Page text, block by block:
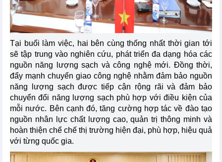
Tại buổi làm việc, hai bên cùng thống nhất thời gian tới
sẽ tập trung vào nghiên cứu, phát triển đa dạng hóa các
nguồn năng lượng sạch và công nghệ mới. Đồng thời,
đẩy mạnh chuyển giao công nghệ nhằm đảm bảo nguồn
năng lượng sạch được tiếp cận rộng rãi và đảm bảo
chuyển đổi năng lượng sạch phù hợp với điều kiện của
mỗi nước. Bên cạnh đó, tăng cường hợp tác về đào tạo
nguồn nhân lực chất lượng cao, quản trị thông minh và
hoàn thiện chể chế thị trường hiện đại, phù hợp, hiệu quả
với từng quốc gia.